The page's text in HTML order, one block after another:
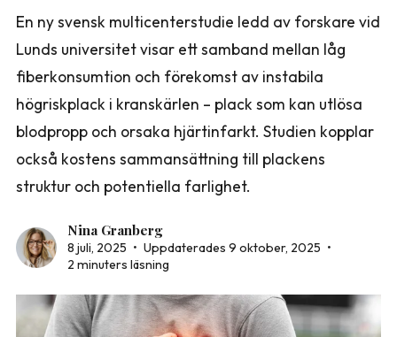
En ny svensk multicenterstudie ledd av forskare vid
Lunds universitet visar ett samband mellan låg
fiberkonsumtion och förekomst av instabila
högriskplack i kranskärlen – plack som kan utlösa
blodpropp och orsaka hjärtinfarkt. Studien kopplar
också kostens sammansättning till plackens
struktur och potentiella farlighet.
Nina Granberg
8 juli, 2025 • Uppdaterades 9 oktober, 2025 •
2 minuters läsning